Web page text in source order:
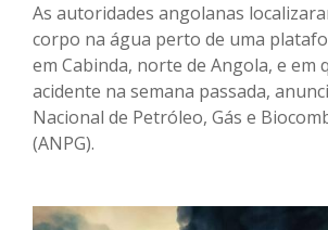
As autoridades angolanas
corpo na água perto de uma
em Cabinda, norte de Angola, e em
acidente na semana passada,
Nacional de Petróleo, Gás e
(ANPG).